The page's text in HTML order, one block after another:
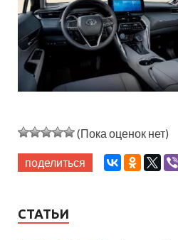
(Пока оценок нет)
поделиться
СТАТЬИ